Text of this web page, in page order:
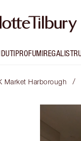
PROFUMIREGALI
Market Harborough /